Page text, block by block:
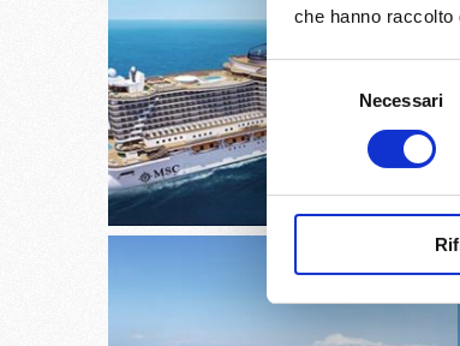
che hanno
Selezione
del
consenso
Necessari